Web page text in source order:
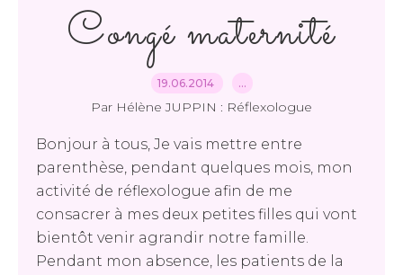
Congé maternité
19.06.2014 …
Par Hélène JUPPIN : Réflexologue
Bonjour à tous, Je vais mettre entre
parenthèse, pendant quelques mois, mon
activité de réflexologue afin de me
consacrer à mes deux petites filles qui vont
bientôt venir agrandir notre famille.
Pendant mon absence, les patients de la